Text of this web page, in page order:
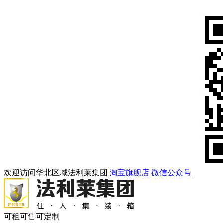
欢迎访问华北区域法利莱集团 淘宝旗舰店 微信公众号
可租可售可定制